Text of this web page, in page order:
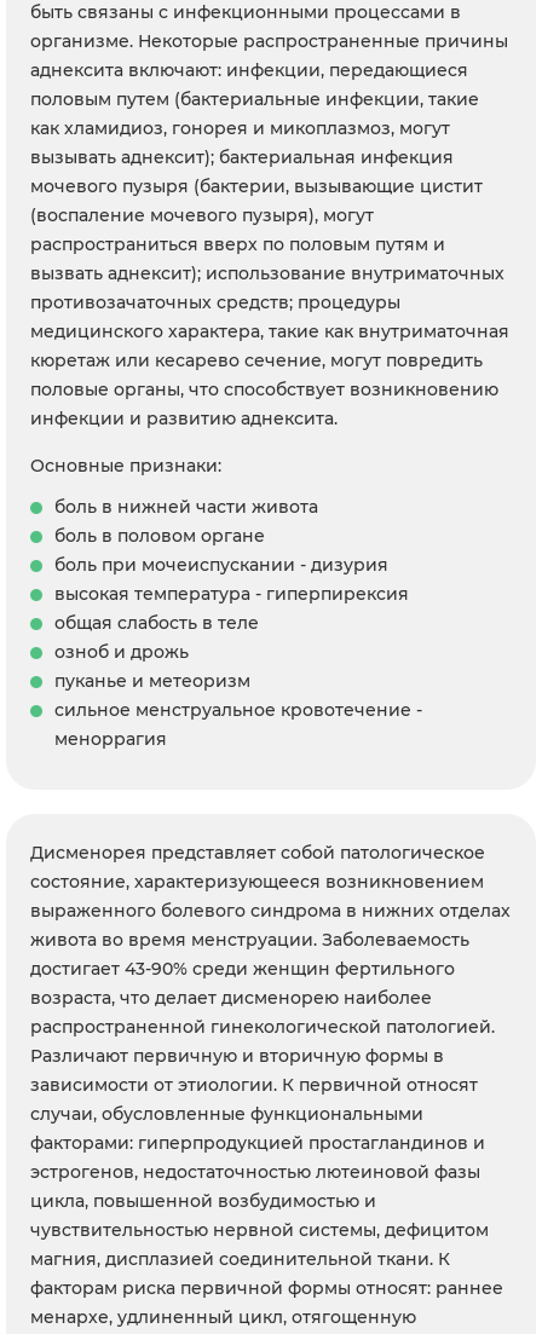
быть связаны с инфекционными процессами в
организме. Некоторые распространенные причины
аднексита включают: инфекции, передающиеся
половым путем (бактериальные инфекции, такие
как хламидиоз, гонорея и микоплазмоз, могут
вызывать аднексит); бактериальная инфекция
мочевого пузыря (бактерии, вызывающие цистит
(воспаление мочевого пузыря), могут
распространиться вверх по половым путям и
вызвать аднексит); использование внутриматочных
противозачаточных средств; процедуры
медицинского характера, такие как внутриматочная
кюретаж или кесарево сечение, могут повредить
половые органы, что способствует возникновению
инфекции и развитию аднексита.
Основные признаки:
боль в нижней части живота
боль в половом органе
боль при мочеиспускании - дизурия
высокая температура - гиперпирексия
общая слабость в теле
озноб и дрожь
пуканье и метеоризм
сильное менструальное кровотечение -
меноррагия
Дисменорея представляет собой патологическое
состояние, характеризующееся возникновением
выраженного болевого синдрома в нижних отделах
живота во время менструации. Заболеваемость
достигает 43-90% среди женщин фертильного
возраста, что делает дисменорею наиболее
распространенной гинекологической патологией.
Различают первичную и вторичную формы в
зависимости от этиологии. К первичной относят
случаи, обусловленные функциональными
факторами: гиперпродукцией простагландинов и
эстрогенов, недостаточностью лютеиновой фазы
цикла, повышенной возбудимостью и
чувствительностью нервной системы, дефицитом
магния, дисплазией соединительной ткани. К
факторам риска первичной формы относят: раннее
менархе, удлиненный цикл, отягощенную